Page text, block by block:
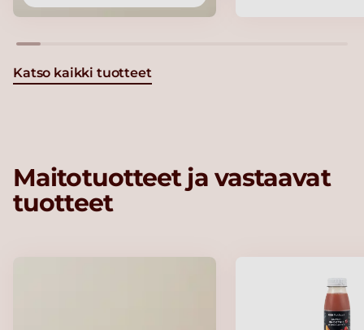
Katso kaikki tuotteet
Maitotuotteet ja vastaavat
tuotteet